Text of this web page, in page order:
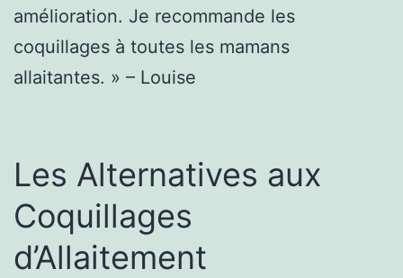
amélioration. Je recommande les
coquillages à toutes les mamans
allaitantes. » – Louise
Les Alternatives aux
Coquillages
d’Allaitement